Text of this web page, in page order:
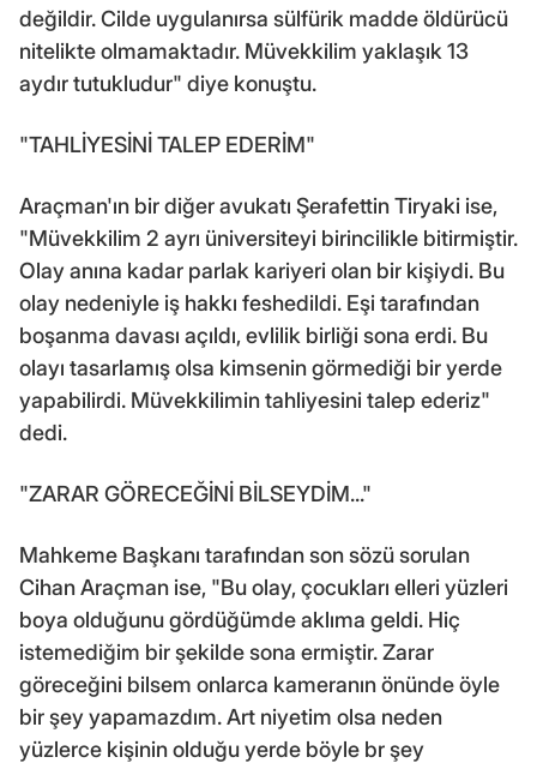
değildir. Cilde uygulanırsa sülfürik madde öldürücü
nitelikte olmamaktadır. Müvekkilim yaklaşık 13
aydır tutukludur" diye konuştu.
"TAHLİYESİNİ TALEP EDERİM"
Araçman'ın bir diğer avukatı Şerafettin Tiryaki ise,
"Müvekkilim 2 ayrı üniversiteyi birincilikle bitirmiştir.
Olay anına kadar parlak kariyeri olan bir kişiydi. Bu
olay nedeniyle iş hakkı feshedildi. Eşi tarafından
boşanma davası açıldı, evlilik birliği sona erdi. Bu
olayı tasarlamış olsa kimsenin görmediği bir yerde
yapabilirdi. Müvekkilimin tahliyesini talep ederiz"
dedi.
"ZARAR GÖRECEĞİNİ BİLSEYDİM..."
Mahkeme Başkanı tarafından son sözü sorulan
Cihan Araçman ise, "Bu olay, çocukları elleri yüzleri
boya olduğunu gördüğümde aklıma geldi. Hiç
istemediğim bir şekilde sona ermiştir. Zarar
göreceğini bilsem onlarca kameranın önünde öyle
bir şey yapamazdım. Art niyetim olsa neden
yüzlerce kişinin olduğu yerde böyle br şey